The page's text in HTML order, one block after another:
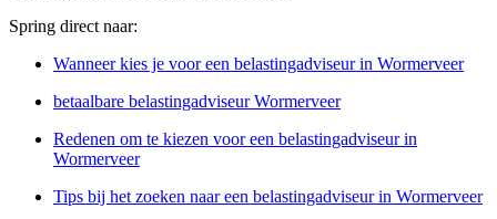
Spring direct naar:
Wanneer kies je voor een belastingadviseur in Wormerveer
betaalbare belastingadviseur Wormerveer
Redenen om te kiezen voor een belastingadviseur in
Wormerveer
Tips bij het zoeken naar een belastingadviseur in Wormerveer